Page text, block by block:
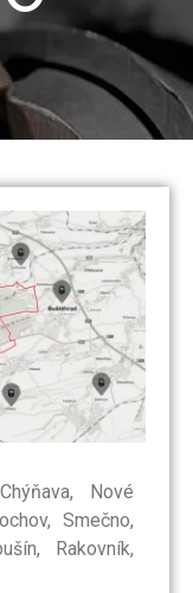
Nové
Smečno,
Rakovník,